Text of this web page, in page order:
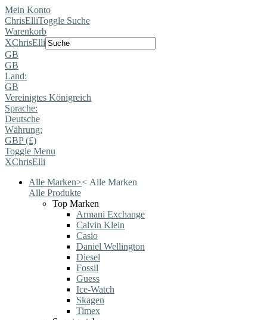
Mein Konto
ChrisElliToggle Suche
Warenkorb
XChrisElli
GB
GB
Land:
GB
Vereinigtes Königreich
Sprache:
Deutsche
Währung:
GBP (£)
Toggle Menu
XChrisElli
Alle Marken>< Alle Marken
Alle Produkte
Top Marken
Armani Exchange
Calvin Klein
Casio
Daniel Wellington
Diesel
Fossil
Guess
Ice-Watch
Skagen
Timex